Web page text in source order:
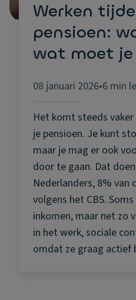
Werken
pensioen:
wat moet
08 januari 2026•6 min
Het komt steeds
je pensioen. Je kunt
maar je mag er ook
door te gaan. Dat
Nederlanders, 8% van
volgens het CBS.
inkomen, maar net zo
in het werk, sociale
omdat ze graag actief